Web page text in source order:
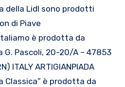
della Lidl sono prodotti
di Piave
è prodotta da
G. Pascoli, 20-20/A – 47853
ITALY ARTIGIANPIADA
Classica” è prodotta da